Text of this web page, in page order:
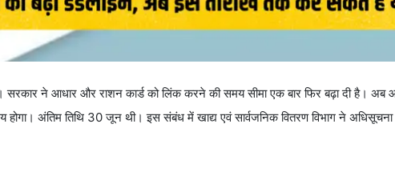
सरकार ने आधार और राशन कार्ड को लिंक करने की समय सीमा एक बार फिर बढ़ा दी है।
अंतिम तिथि 30 जून थी। इस संबंध में खाद्य एवं सार्वजनिक वितरण विभाग ने अधिसूचना